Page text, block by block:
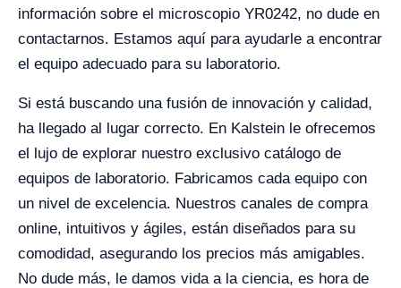
información sobre el microscopio YR0242, no dude en
contactarnos. Estamos aquí para ayudarle a encontrar
el equipo adecuado para su laboratorio.
Si está buscando una fusión de innovación y calidad,
ha llegado al lugar correcto. En Kalstein le ofrecemos
el lujo de explorar nuestro exclusivo catálogo de
equipos de laboratorio. Fabricamos cada equipo con
un nivel de excelencia. Nuestros canales de compra
online, intuitivos y ágiles, están diseñados para su
comodidad, asegurando los precios más amigables.
No dude más, le damos vida a la ciencia, es hora de